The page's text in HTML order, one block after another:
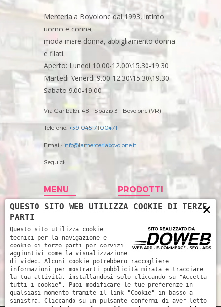
Merceria a Bovolone dal 1993, intimo
uomo e donna,
moda mare donna, abbigliamento donna
e filati.
Aperto: Lunedi 10.00-12.00\15.30-19.30
Martedi-Venerdi 9.00-12.30\15.30\19.30
Sabato 9.00-19.00
Via Garibaldi, 48 - Spazio 3 - Bovolone (VR)
Telefono: +39 045 7100471
Email: info@lamerceriabovolone.it
Seguici:
MENU
Home
Storia
Prodotti
News
Contatti
PRODOTTI
Abbigliamento
Accessori merceria
Filati
Intimo Donna
Intimo uomo
Mare
×
QUESTO SITO WEB UTILIZZA COOKIE DI TERZE
PARTI
Questo sito utilizza cookie
tecnici per la navigazione e
cookie di terze parti per servizi
aggiuntivi come la visualizzazione
di video. Alcuni cookie potrebbero raccogliere
informazioni per mostrarti pubblicità mirata e tracciare
la tua attività, installandosi solo cliccando su "Accetta
tutti i cookie". Puoi modificare le tue preferenze in
qualsiasi momento tramite il link "Cookie" in basso a
sinistra. Cliccando su un pulsante confermi di aver letto